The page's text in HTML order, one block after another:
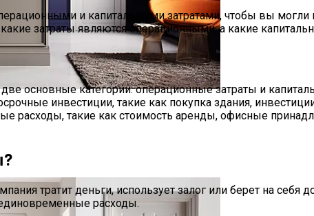
и капитальными затратами, чтобы вы
затраты являются операционными, а какие
основные категории: операционные затраты и
инвестиции, такие как покупка здания,
такие как стоимость аренды, офисные
тратит деньги, использует залог или берет на себя
расходы.